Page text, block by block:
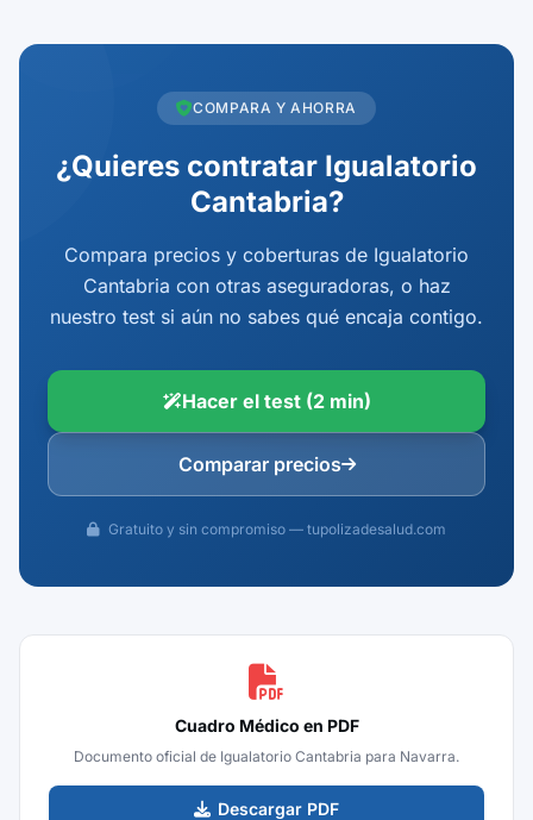
COMPARA Y AHORRA
¿Quieres contratar Igualatorio
Cantabria?
Compara precios y coberturas de Igualatorio
Cantabria con otras aseguradoras, o haz
nuestro test si aún no sabes qué encaja contigo.
Hacer el test (2 min)
Comparar precios
Gratuito y sin compromiso — tupolizadesalud.com
Cuadro Médico en PDF
Documento oficial de Igualatorio Cantabria para Navarra.
Descargar PDF